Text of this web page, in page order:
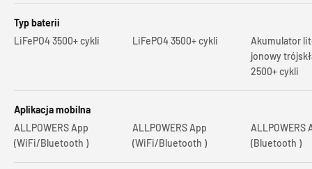
Typ baterii
LiFePO4 3500+ cykli
LiFePO4 3500+ cykli
Akumulator
jonowy
2500+ cykli
Aplikacja mobilna
ALLPOWERS App
(WiFi/Bluetooth )
ALLPOWERS App
(WiFi/Bluetooth )
ALLPOWERS
(Bluetooth )